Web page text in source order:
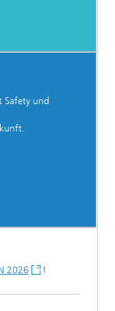
Safety und
2026 !